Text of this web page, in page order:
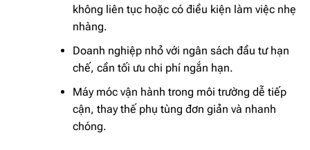
không liên tục hoặc có điều kiện làm việc nhẹ
nhàng.
Doanh nghiệp nhỏ với ngân sách đầu tư hạn
chế, cần tối ưu chi phí ngắn hạn.
Máy móc vận hành trong môi trường dễ tiếp
cận, thay thế phụ tùng đơn giản và nhanh
chóng.